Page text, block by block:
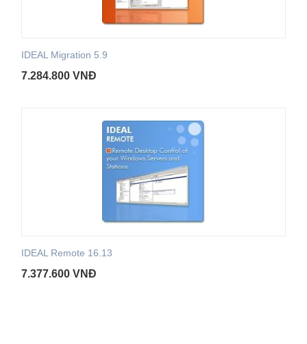
IDEAL Migration 5.9
7.284.800 VNĐ
IDEAL Remote 16.13
7.377.600 VNĐ